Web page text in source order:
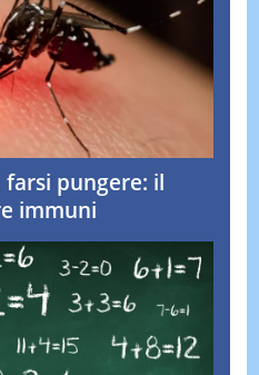
farsi pungere: il
immuni